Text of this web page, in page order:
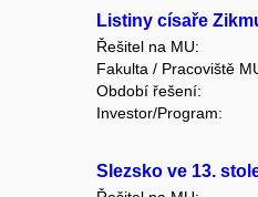
Listiny císaře
Řešitel na MU:
Fakulta / Pracoviště
Období řešení:
Investor/Program:
Slezsko ve 13.